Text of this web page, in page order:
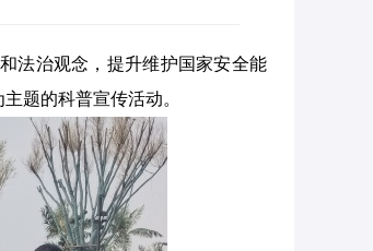
法治观念，提升维护国家安全能
题的科普宣传活动。